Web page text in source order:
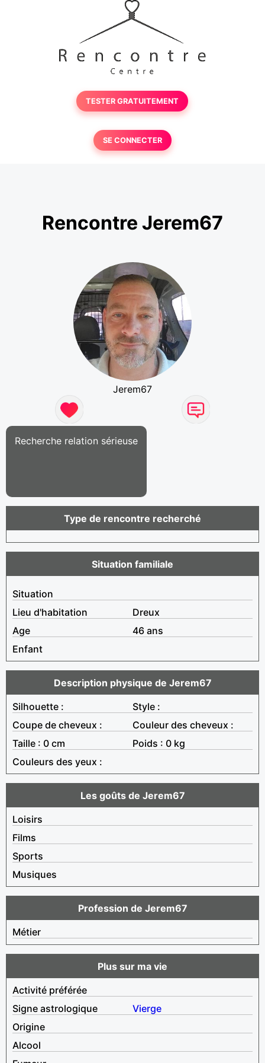
TESTER GRATUITEMENT
SE CONNECTER
Rencontre Jerem67
Jerem67
Recherche relation sérieuse
Type de rencontre recherché
Situation familiale
Situation
Lieu d'habitation
Dreux
Age
46 ans
Enfant
Description physique de Jerem67
Silhouette :
Style :
Coupe de cheveux :
Couleur des cheveux :
Taille : 0 cm
Poids : 0 kg
Couleurs des yeux :
Les goûts de Jerem67
Loisirs
Films
Sports
Musiques
Profession de Jerem67
Métier
Plus sur ma vie
Activité préférée
Signe astrologique
Vierge
Origine
Alcool